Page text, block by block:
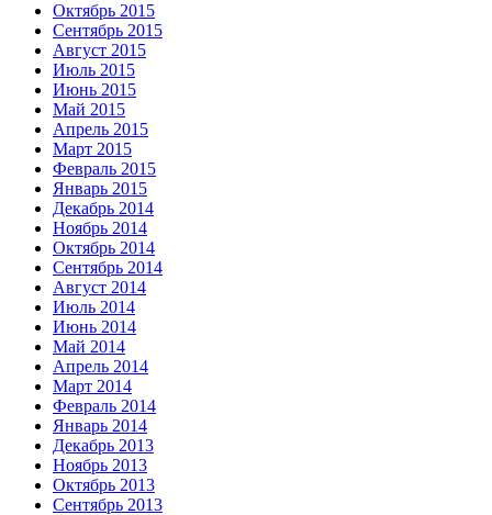
Октябрь 2015
Сентябрь 2015
Август 2015
Июль 2015
Июнь 2015
Май 2015
Апрель 2015
Март 2015
Февраль 2015
Январь 2015
Декабрь 2014
Ноябрь 2014
Октябрь 2014
Сентябрь 2014
Август 2014
Июль 2014
Июнь 2014
Май 2014
Апрель 2014
Март 2014
Февраль 2014
Январь 2014
Декабрь 2013
Ноябрь 2013
Октябрь 2013
Сентябрь 2013